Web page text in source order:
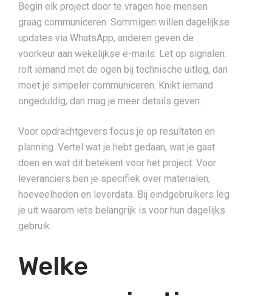
Begin elk project door te vragen hoe mensen
graag communiceren. Sommigen willen dagelijkse
updates via WhatsApp, anderen geven de
voorkeur aan wekelijkse e-mails. Let op signalen:
rolt iemand met de ogen bij technische uitleg, dan
moet je simpeler communiceren. Knikt iemand
ongeduldig, dan mag je meer details geven.
Voor opdrachtgevers focus je op resultaten en
planning. Vertel wat je hebt gedaan, wat je gaat
doen en wat dit betekent voor het project. Voor
leveranciers ben je specifiek over materialen,
hoeveelheden en leverdata. Bij eindgebruikers leg
je uit waarom iets belangrijk is voor hun dagelijks
gebruik.
Welke